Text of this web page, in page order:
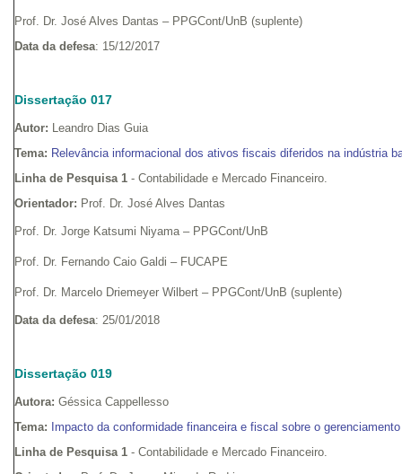
Prof. Dr. José Alves Dantas – PPGCont/UnB (suplente)
Data da defesa: 15/12/2017
Dissertação 017
Autor: Leandro Dias Guia
Tema: Relevância informacional dos ativos fiscais diferidos na indústria
Linha de Pesquisa 1 - Contabilidade e Mercado Financeiro.
Orientador: Prof. Dr. José Alves Dantas
Prof. Dr. Jorge Katsumi Niyama – PPGCont/UnB
Prof. Dr. Fernando Caio Galdi – FUCAPE
Prof. Dr. Marcelo Driemeyer Wilbert – PPGCont/UnB (suplente)
Data da defesa: 25/01/2018
Dissertação 019
Autora: Géssica Cappellesso
Tema:
Impacto da conformidade financeira e fiscal sobre o
Linha de Pesquisa 1 - Contabilidade e Mercado Financeiro.